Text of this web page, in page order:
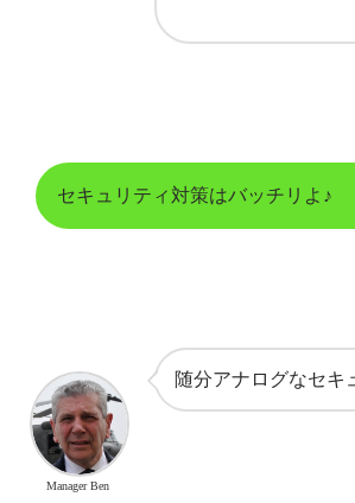
セキュリティ対策はバッチリよ♪
随分アナログなセキ
Manager Ben